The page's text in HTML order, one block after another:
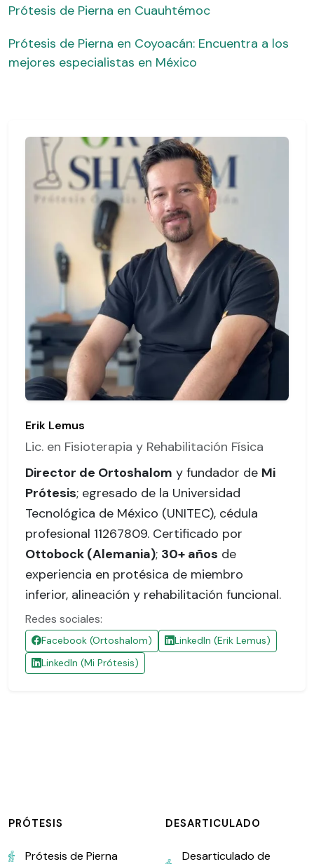
Prótesis de Pierna en Cuauhtémoc
Prótesis de Pierna en Coyoacán: Encuentra a los
mejores especialistas en México
Erik Lemus
Lic. en Fisioterapia y Rehabilitación Física
Director de Ortoshalom y fundador de Mi
Prótesis; egresado de la Universidad
Tecnológica de México (UNITEC), cédula
profesional 11267809. Certificado por
Ottobock (Alemania); 30+ años de
experiencia en protésica de miembro
inferior, alineación y rehabilitación funcional.
Redes sociales:
Facebook (Ortoshalom)
LinkedIn (Erik Lemus)
LinkedIn (Mi Prótesis)
PRÓTESIS
Prótesis de Pierna
DESARTICULADO
Desarticulado de